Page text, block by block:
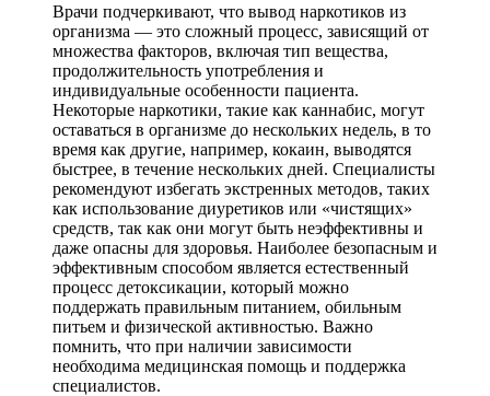
Врачи подчеркивают, что вывод наркотиков из
организма — это сложный процесс, зависящий от
множества факторов, включая тип вещества,
продолжительность употребления и
индивидуальные особенности пациента.
Некоторые наркотики, такие как каннабис, могут
оставаться в организме до нескольких недель, в то
время как другие, например, кокаин, выводятся
быстрее, в течение нескольких дней. Специалисты
рекомендуют избегать экстренных методов, таких
как использование диуретиков или «чистящих»
средств, так как они могут быть неэффективны и
даже опасны для здоровья. Наиболее безопасным и
эффективным способом является естественный
процесс детоксикации, который можно
поддержать правильным питанием, обильным
питьем и физической активностью. Важно
помнить, что при наличии зависимости
необходима медицинская помощь и поддержка
специалистов.